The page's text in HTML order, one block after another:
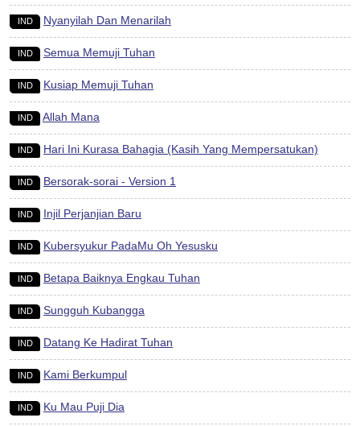
IND Nyanyilah Dan Menarilah
IND Semua Memuji Tuhan
IND Kusiap Memuji Tuhan
IND Allah Mana
IND Hari Ini Kurasa Bahagia (Kasih Yang Mempersatukan)
IND Bersorak-sorai - Version 1
IND Injil Perjanjian Baru
IND Kubersyukur PadaMu Oh Yesusku
IND Betapa Baiknya Engkau Tuhan
IND Sungguh Kubangga
IND Datang Ke Hadirat Tuhan
IND Kami Berkumpul
IND Ku Mau Puji Dia